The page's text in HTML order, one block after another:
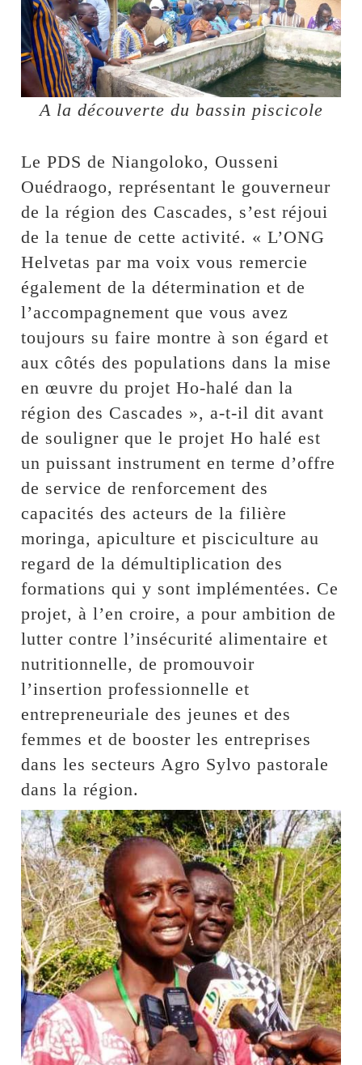
A la découverte du bassin piscicole
Le PDS de Niangoloko, Ousseni
Ouédraogo, représentant le gouverneur
de la région des Cascades, s’est réjoui
de la tenue de cette activité. « L’ONG
Helvetas par ma voix vous remercie
également de la détermination et de
l’accompagnement que vous avez
toujours su faire montre à son égard et
aux côtés des populations dans la mise
en œuvre du projet Ho-halé dan la
région des Cascades », a-t-il dit avant
de souligner que le projet Ho halé est
un puissant instrument en terme d’offre
de service de renforcement des
capacités des acteurs de la filière
moringa, apiculture et pisciculture au
regard de la démultiplication des
formations qui y sont implémentées. Ce
projet, à l’en croire, a pour ambition de
lutter contre l’insécurité alimentaire et
nutritionnelle, de promouvoir
l’insertion professionnelle et
entrepreneuriale des jeunes et des
femmes et de booster les entreprises
dans les secteurs Agro Sylvo pastorale
dans la région.